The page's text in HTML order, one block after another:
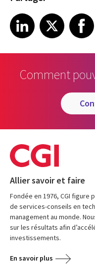
Share on LinkedIn
LinkedIn
Share on X Share on
Comment
Allier savoir et faire
Fondée en 1976, CGI
de services-conseils en
management au monde.
sur les résultats afin
investissements.
En savoir plus